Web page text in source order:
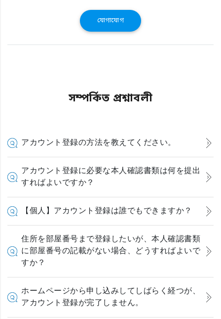
যোগাযোগ
সম্পর্কিত প্রশ্নাবলী
アカウント登録の方法を教えてください。
アカウント登録に必要な本人確認書類は何を提出
すればよいですか？
【個人】アカウント登録は誰でもできますか？
住所を部屋番号まで登録したいが、本人確認書類
に部屋番号の記載がない場合、どうすればよいで
すか？
ホームページから申し込みしてしばらく経つが、
アカウント登録が完了しません。